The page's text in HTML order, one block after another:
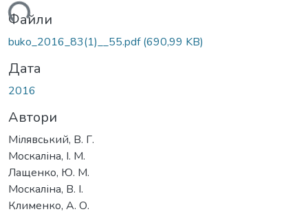
Файли
buko_2016_83(1)__55.pdf(690,99 KB)
Дата
2016
Автори
Мілявський, В. Г.
Москаліна, І. М.
Лащенко, Ю. М.
Москаліна, В. І.
Клименко, А. О.